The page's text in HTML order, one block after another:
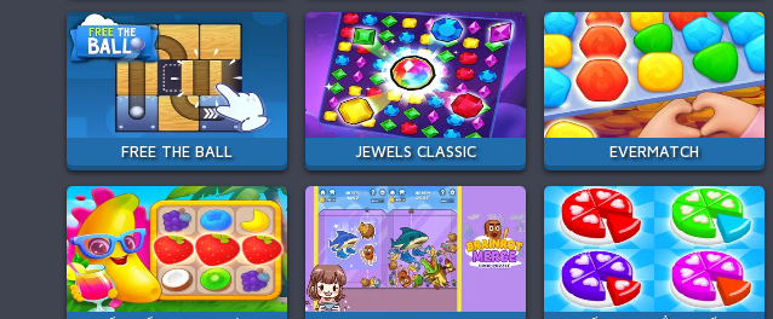
FREE THE BALL JEWELS CLASSIC EVERMATCH